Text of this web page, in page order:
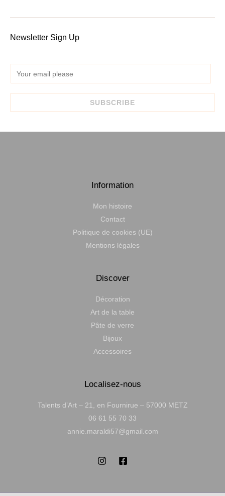
Newsletter Sign Up
m
a
SUBSCRIBE
Information
Mon histoire
Contact
Politique de cookies (UE)
Mentions légales
Discover
Décoration
Art de la table
Pâte de verre
Bijoux
Accessoires
Localisez-nous
Talents d’Art – 21, en Fournirue – 57000 METZ
06 61 55 70 33
annie.maraldi57@gmail.com